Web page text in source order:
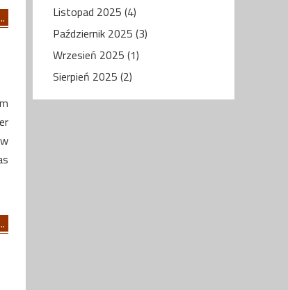
Listopad 2025 (4)
Październik 2025 (3)
Wrzesień 2025 (1)
Sierpień 2025 (2)